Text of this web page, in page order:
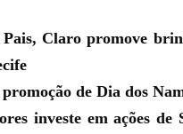
Claro promove
de Dia dos
investe em ações de